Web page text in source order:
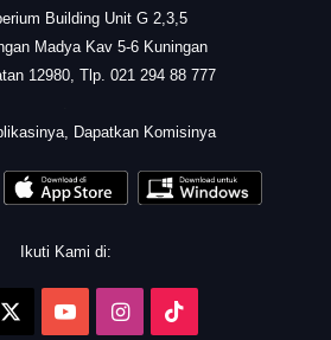
Building Unit G 2,3,5
Madya Kav 5-6 Kuningan
12980, Tlp. 021 294 88 777
Dapatkan Komisinya
Ikuti Kami di:
YouTubeInstagram